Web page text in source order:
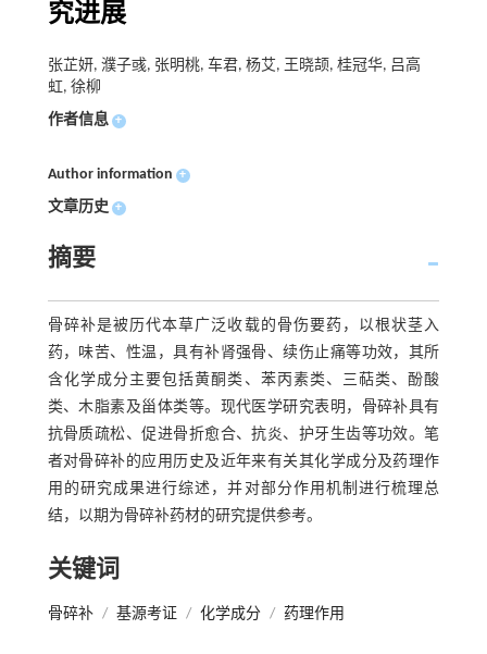
究进展
张芷妍, 濮子彧, 张明桃, 车君, 杨艾, 王晓颉, 桂冠华, 吕高
虹, 徐柳
作者信息 +
Author information +
文章历史 +
摘要
骨碎补是被历代本草广泛收载的骨伤要药，以根状茎入
药，味苦、性温，具有补肾强骨、续伤止痛等功效，其所
含化学成分主要包括黄酮类、苯丙素类、三萜类、酚酸
类、木脂素及甾体类等。现代医学研究表明，骨碎补具有
抗骨质疏松、促进骨折愈合、抗炎、护牙生齿等功效。笔
者对骨碎补的应用历史及近年来有关其化学成分及药理作
用的研究成果进行综述，并对部分作用机制进行梳理总
结，以期为骨碎补药材的研究提供参考。
关键词
骨碎补 / 基源考证 / 化学成分 / 药理作用